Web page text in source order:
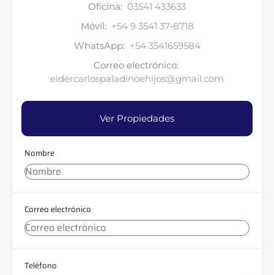
Oficina: 03541 433633
Móvil: ‪+54 9 3541 37‑8718‬
WhatsApp: +54 3541659584
Correo electrónico:
eldercarlospaladinoehijos@gmail.com
Ver Propiedades
Nombre
Correo electrónico
Teléfono